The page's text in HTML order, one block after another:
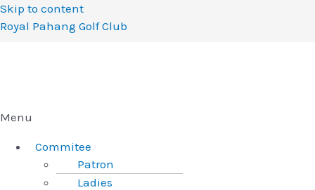
Skip to content
Royal Pahang Golf Club
Menu
Commitee
Patron
Ladies